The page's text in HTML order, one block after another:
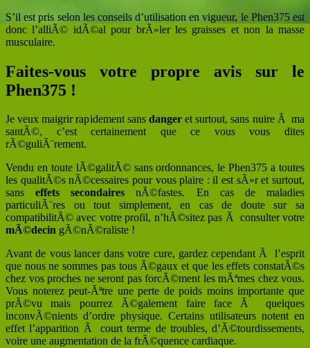
S’il est pris selon les conseils d’utilisation en vigueur, le Phen375 est
donc l’alliÃ© idÃ©al pour brÃ»ler les graisses et non la masse
musculaire.
Faites-vous votre propre avis sur le
Phen375 !
Je veux maigrir rapidement sans dangeret surtout, sans nuire Ã ma
santÃ©, c’est certainement que ce vous vous dites
rÃ©guliÃ¨rement.
Vendu en toute lÃ©galitÃ© sans ordonnances, le Phen375 a toutes
les qualitÃ©s nÃ©cessaires pour vous plaire : il est sÃ»r et surtout,
sanseffets secondaires nÃ©fastes. En cas de maladies
particuliÃ¨res ou tout simplement, en cas de doute sur sa
compatibilitÃ© avec votre profil, n’hÃ©sitez pas Ã consulter votre
mÃ©decin gÃ©nÃ©raliste !
Avant de vous lancer dans votre cure, gardez cependant Ã l’esprit
que nous ne sommes pas tous Ã©gaux et que les effets constatÃ©s
chez vos proches ne seront pas forcÃ©ment les mÃªmes chez vous.
Vous noterez peut-Ãªtre une perte de poids moins importante que
prÃ©vu mais pourrez Ã©galement faire face Ã quelques
inconvÃ©nients d’ordre physique. Certains utilisateurs notent en
effet l’apparition Ã court terme de troubles, d’Ã©tourdissements,
voire une augmentation de la frÃ©quence cardiaque.